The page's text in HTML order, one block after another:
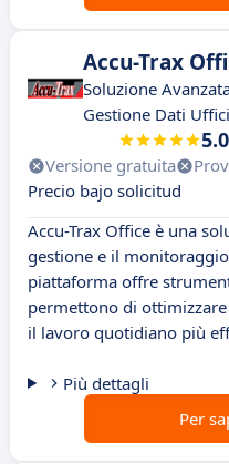
Accu-Trax
Soluzione
Gestione Dati
5.0
Versione gratuita
Precio bajo solicitud
Accu-Trax Office è una
gestione e il
piattaforma offre
permettono di
il lavoro quotidiano più
Più dettagli
Per